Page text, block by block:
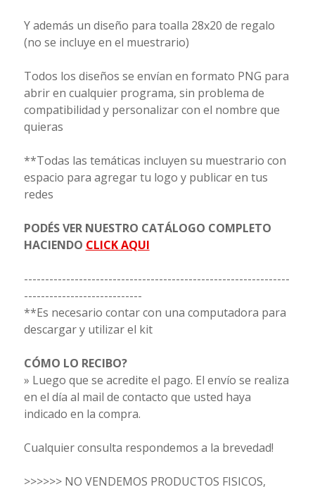
Y además un diseño para toalla 28x20 de regalo
(no se incluye en el muestrario)
Todos los diseños se envían en formato PNG para
abrir en cualquier programa, sin problema de
compatibilidad y personalizar con el nombre que
quieras
**Todas las temáticas incluyen su muestrario con
espacio para agregar tu logo y publicar en tus
redes
PODÉS VER NUESTRO CATÁLOGO COMPLETO
HACIENDO CLICK AQUI
---------------------------------------------------------------
----------------------------
**Es necesario contar con una computadora para
descargar y utilizar el kit
CÓMO LO RECIBO?
» Luego que se acredite el pago. El envío se realiza
en el día al mail de contacto que usted haya
indicado en la compra.
Cualquier consulta respondemos a la brevedad!
>>>>>> NO VENDEMOS PRODUCTOS FISICOS,